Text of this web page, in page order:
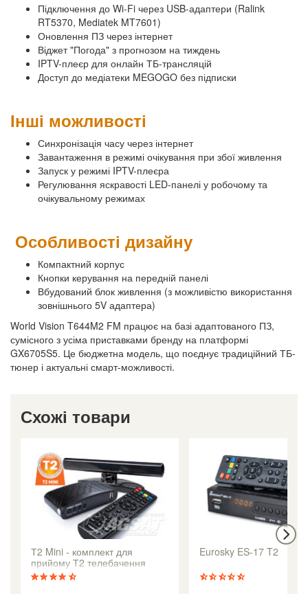
Підключення до Wi-Fi через USB-адаптери (Ralink
RT5370, Mediatek MT7601)
Оновлення ПЗ через інтернет
Віджет "Погода" з прогнозом на тиждень
IPTV-плеєр для онлайн ТБ-трансляцій
Доступ до медіатеки MEGOGO без підписки
Інші можливості
Синхронізація часу через інтернет
Завантаження в режимі очікування при збої живлення
Запуск у режимі IPTV-плеєра
Регулювання яскравості LED-панелі у робочому та
очікувальному режимах
Особливості дизайну
Компактний корпус
Кнопки керування на передній панелі
Вбудований блок живлення (з можливістю використання
зовнішнього 5V адаптера)
World Vision T644M2 FM працює на базі адаптованого ПЗ,
сумісного з усіма приставками бренду на платформі
GX6705S5. Це бюджетна модель, що поєднує традиційний ТБ-
тюнер і актуальні смарт-можливості.
Схожі товари
Т2 Mini - комплект для
прийому Т2 телебачення
Eurosky ES-17 T2